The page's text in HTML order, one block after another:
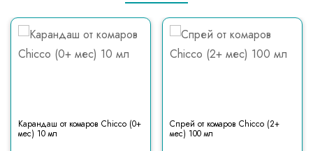
Карандаш от комаров Chicco (0+
мес) 10 мл
Спрей от комаров Chicco (2+
мес) 100 мл